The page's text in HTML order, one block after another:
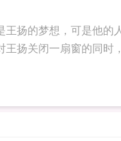
扬的梦想，可是他的